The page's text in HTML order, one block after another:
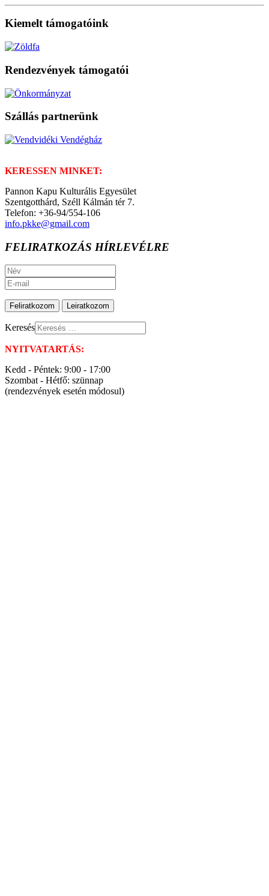
Kiemelt támogatóink
Rendezvények támogatói
Szállás partnerünk
KERESSEN MINKET:
Pannon Kapu Kulturális Egyesület
Szentgotthárd, Széll Kálmán tér 7.
Telefon: +36-94/554-106
info.pkke@gmail.com
FELIRATKOZÁS HÍRLEVÉLRE
Keresés
NYITVATARTÁS:
Kedd - Péntek: 9:00 - 17:00
Szombat - Hétfő: szünnap
(rendezvények esetén módosul)